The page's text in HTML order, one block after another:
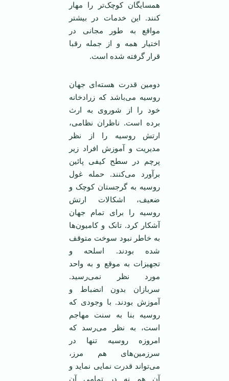
همسایگان کوچک‌تر را مهار
کنند. این خدمات در بیشتر
مواقع به طور مجانی در
اختیار همه و از جمله رقبا
قرار گرفته شده است.
دومین قدرت هسته‌ای جهان
روسیه می‌باشد که زرادخانه
خود را از شوروی به ارث
برده است. ناظران نظامی،
ارتش روسیه را از نظر
مدیریت و آموزش افراد زیر
پرچم در سطح کیفی پائین
برآورد می‌کنند. حمله غول
روسیه به گرجستان کوچک و
ضعیف، اشکالات ارتش
روسیه را برای تمام جهان
آشکار کرد. تانک و کامیون‌ها
به خاطر نبود سوخت متوقف
شده بودند. اسلحه و
تجهیزات به موقع و به واحد
مورد نظر نمی‌رسید.
سربازان بدون انضباط و
آموزش بودند. با وجودی که
روسیه بنا به سنت مهاجم
است، به نظر می‌رسد که
امروزه روسیه تنها در
سرزمین‌های هم مرز،
می‌تواند قدرت نمایی نماید و
آن هم نه در تمامی آن